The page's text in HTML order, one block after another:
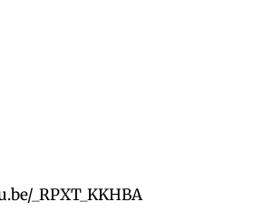
_RPXT_KKHBA